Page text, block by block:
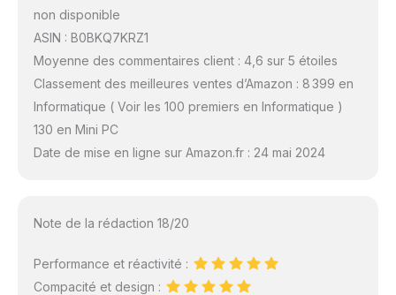
non disponible
ASIN : B0BKQ7KRZ1
Moyenne des commentaires client : 4,6 sur 5 étoiles
Classement des meilleures ventes d’Amazon : 8 399 en
Informatique ( Voir les 100 premiers en Informatique )
130 en Mini PC
Date de mise en ligne sur Amazon.fr : 24 mai 2024
Note de la rédaction 18/20
Performance et réactivité :
Compacité et design :